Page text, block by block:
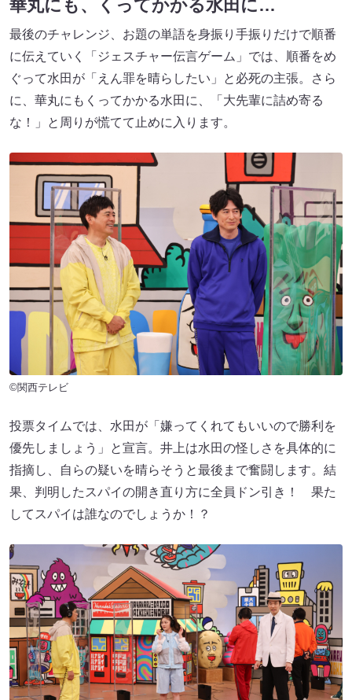
華丸にも、くってかかる水田に…
最後のチャレンジ、お題の単語を身振り手振りだけで順番
に伝えていく「ジェスチャー伝言ゲーム」では、順番をめ
ぐって水田が「えん罪を晴らしたい」と必死の主張。さら
に、華丸にもくってかかる水田に、「大先輩に詰め寄る
な！」と周りが慌てて止めに入ります。
©関西テレビ
投票タイムでは、水田が「嫌ってくれてもいいので勝利を
優先しましょう」と宣言。井上は水田の怪しさを具体的に
指摘し、自らの疑いを晴らそうと最後まで奮闘します。結
果、判明したスパイの開き直り方に全員ドン引き！ 果た
してスパイは誰なのでしょうか！？